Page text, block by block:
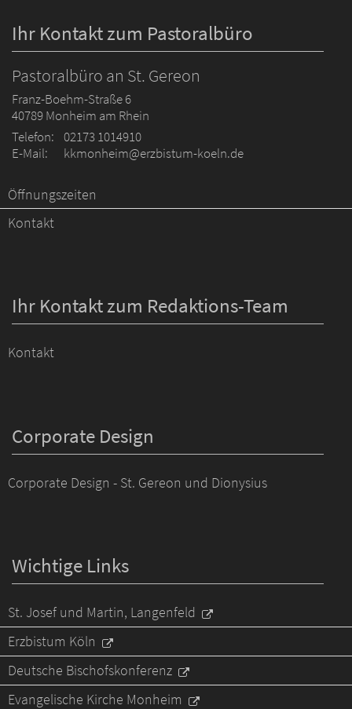
Ihr Kontakt zum Pastoralbüro
Pastoralbüro an St. Gereon
Franz-Boehm-Straße 6
40789Monheim am Rhein
Telefon: 02173 1014910
E-Mail:
kkmonheim@erzbistum-koeln.de
Öffnungszeiten
Kontakt
Ihr Kontakt zum Redaktions-Team
Kontakt
Corporate Design
Corporate Design - St. Gereon und Dionysius
Wichtige Links
St. Josef und Martin, Langenfeld
Erzbistum Köln
Deutsche Bischofskonferenz
Evangelische Kirche Monheim